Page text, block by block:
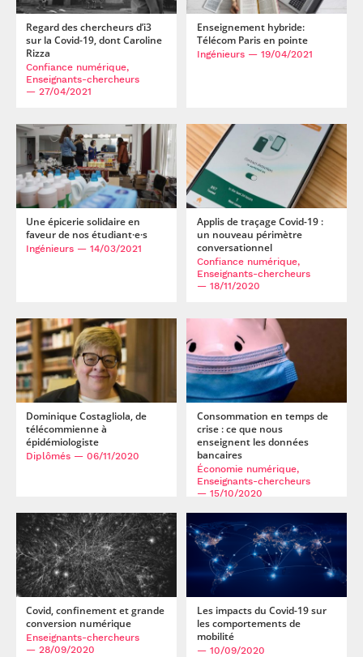
S’engager à Télécom
Paris
Numérique
élèves impliqués
Parcours Numérique
Responsable
Enquête 1er emploi
Corps des Mines
Parcours Talents : un
Double Diplôme
donnant accès aux
Artificielle en
alternance
(admissions closes)
Expert
cybersécurité des
réseaux et des
d’information
Intelligence
Artificielle – Expert
Data & MLops
Intelligence
Artificielle
multimodale et
autonome
Je suis élève en
situation de
handicap, comment
faire ?
Financement
Entreprises &
solutions Mastère
Spécialisé
Brochures &
contacts
Événements des
formations de
Mastère Spécialisé
professionnel
• Journaliste
• Diplômé
• Créateur d’entreprise
Regard des chercheurs d’i3
sur la Covid-19, dont Caroline
Rizza
Confiance numérique,
Enseignants-chercheurs
— 27/04/2021
Enseignement hybride:
Télécom Paris en pointe
Ingénieurs— 19/04/2021
Une épicerie solidaire en
faveur de nos étudiant·e·s
Ingénieurs — 14/03/2021
Applis de traçage Covid-19 :
un nouveau périmètre
conversationnel
Confiance numérique,
Enseignants-chercheurs
— 18/11/2020
Dominique Costagliola, de
télécommienne à
épidémiologiste
Diplômés — 06/11/2020
Consommation en temps de
crise : ce que nous
enseignent les données
bancaires
Économie numérique,
Enseignants-chercheurs
— 15/10/2020
Covid, confinement et grande
conversion numérique
Enseignants-chercheurs
— 28/09/2020
Les impacts du Covid-19 sur
les comportements de
mobilité
— 10/09/2020